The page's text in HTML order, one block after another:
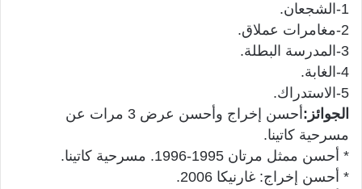
1-الشجعان.
2-مغامرات عملاق.
3-المدرسة البطلة.
4-الغابة.
5-الاستدراك.
الجوائز:
أحسن إخراج وأحسن عرض 3 مرات عن
مسرحية كاتينا.
* أحسن ممثل مرتان 1995-1996. مسرحية كاتينا.
* أحسن إخراج: غارنيكا 2006.